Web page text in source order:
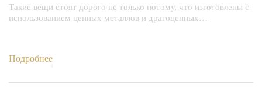
Такие вещи стоят дорого не только потому, что изготовлены с
использованием ценных металлов и драгоценных…
Подробнее